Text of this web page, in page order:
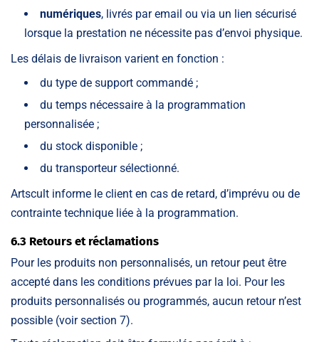
numériques, livrés par email ou via un lien sécurisé
lorsque la prestation ne nécessite pas d’envoi physique.
Les délais de livraison varient en fonction :
du type de support commandé ;
du temps nécessaire à la programmation
personnalisée ;
du stock disponible ;
du transporteur sélectionné.
Artscult informe le client en cas de retard, d’imprévu ou de
contrainte technique liée à la programmation.
6.3 Retours et réclamations
Pour les produits non personnalisés, un retour peut être
accepté dans les conditions prévues par la loi. Pour les
produits personnalisés ou programmés, aucun retour n’est
possible (voir section 7).